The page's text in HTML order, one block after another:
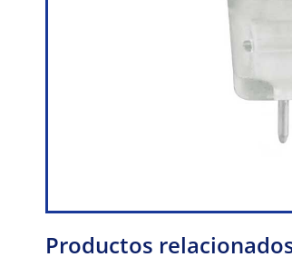
Productos